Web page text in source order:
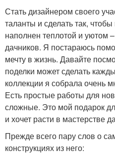
Стать дизайнером своего
таланты и сделать так,
наполнен теплотой и уютом
дачников. Я постараюсь
мечту в жизнь. Давайте
поделки может сделать
коллекции я собрала очень
Есть простые работы для
сложные. Это мой подарок
и хочет расти в мастерстве
Прежде всего пару слов о
конструкциях из него: